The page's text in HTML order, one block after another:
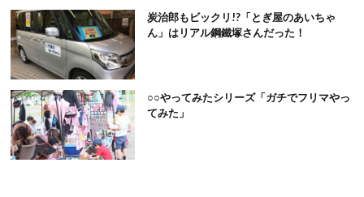
炭治郎もビックリ!?「とぎ屋のあいちゃ
ん」はリアル鋼鐵塚さんだった！
○○やってみたシリーズ「ガチでフリマやっ
てみた」